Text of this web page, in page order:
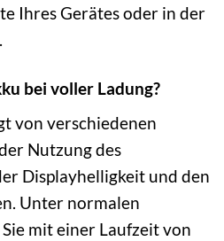
Ihres Gerätes oder in der
bei voller Ladung?
von verschiedenen
Nutzung des
Displayhelligkeit und den
Unter normalen
mit einer Laufzeit von